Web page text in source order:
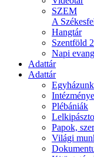
SZEM
A
Hangtár
Szentföld
Napi
Adattár
Adattár
Egyházunk
Plébániák
Papok,
Világi